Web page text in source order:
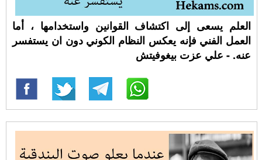
العلم يسعى إلى اكتشاف القوانين واستخدامها ، أما
العمل الفني فإنه يعكس النظام الكوني دون ان يستفسر
عنه. - علي عزت بيغوفيتش